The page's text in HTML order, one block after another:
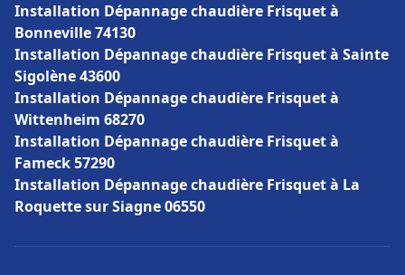
Installation Dépannage chaudière Frisquet à
Bonneville 74130
Installation Dépannage chaudière Frisquet à Sainte
Sigolène 43600
Installation Dépannage chaudière Frisquet à
Wittenheim 68270
Installation Dépannage chaudière Frisquet à
Fameck 57290
Installation Dépannage chaudière Frisquet à La
Roquette sur Siagne 06550